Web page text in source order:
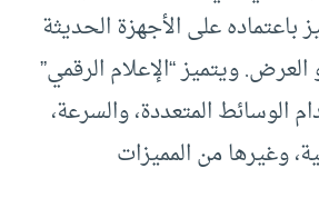
باعتماده على الأجهزة الحديثة
ويتميز “الإعلام الرقمي”
الوسائط المتعددة، والسرعة،
وغيرها من المميزات